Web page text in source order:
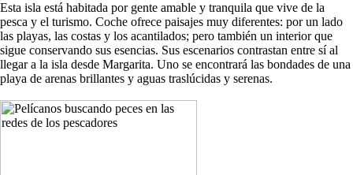
Esta isla está habitada por gente amable y tranquila que vive de la
pesca y el turismo. Coche ofrece paisajes muy diferentes: por un lado
las playas, las costas y los acantilados; pero también un interior que
sigue conservando sus esencias. Sus escenarios contrastan entre sí al
llegar a la isla desde Margarita. Uno se encontrará las bondades de una
playa de arenas brillantes y aguas traslúcidas y serenas.